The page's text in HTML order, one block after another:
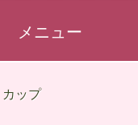
メニュー
ップ